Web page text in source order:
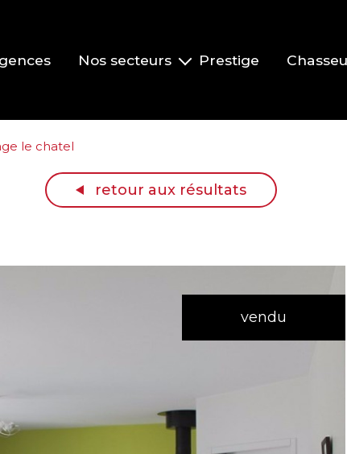
Nos secteurs
La Roche-Vineuse et le Clusinois
Prestige
le chatel
retour aux résultats
vendu